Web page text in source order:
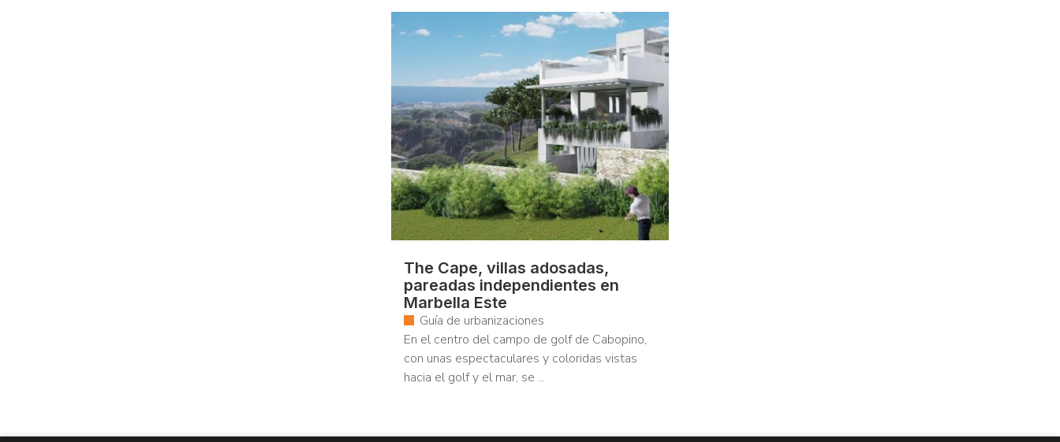
The Cape, villas adosadas,
pareadas independientes en
Marbella Este
Guía de urbanizaciones
En el centro del campo de golf de Cabopino,
con unas espectaculares y coloridas vistas
hacia el golf y el mar, se ...